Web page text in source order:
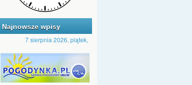
Najnowsze wpisy
7 sierpnia 2026, piątek, XVIII Tydzień zwykły, Rok A, II